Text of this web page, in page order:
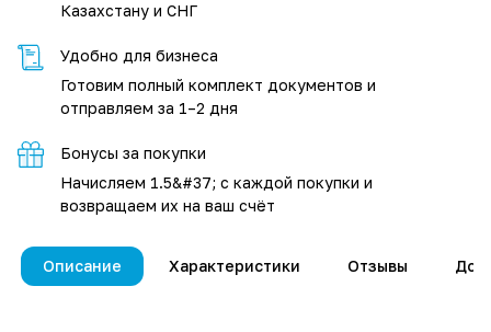
Казахстану и СНГ
Удобно для бизнеса
Готовим полный комплект документов и
отправляем за 1–2 дня
Бонусы за покупки
Начисляем 1.5&#37; с каждой покупки и
возвращаем их на ваш счёт
Описание Характеристики Отзывы